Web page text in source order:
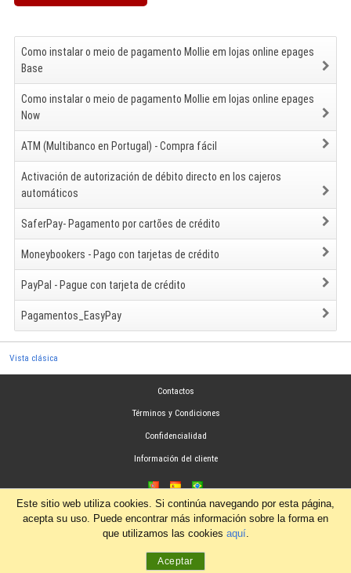
Como instalar o meio de pagamento Mollie em lojas online epages
Base
Como instalar o meio de pagamento Mollie em lojas online epages
Now
ATM (Multibanco en Portugal) - Compra fácil
Activación de autorización de débito directo en los cajeros
automáticos
SaferPay- Pagamento por cartões de crédito
Moneybookers - Pago con tarjetas de crédito
PayPal - Pague con tarjeta de crédito
Pagamentos_EasyPay
Vista clásica
Contactos
Términos y Condiciones
Confidencialidad
Información del cliente
Este sitio web utiliza cookies. Si continúa navegando por esta página,
acepta su uso. Puede encontrar más información sobre la forma en
que utilizamos las cookies aquí.
Aceptar